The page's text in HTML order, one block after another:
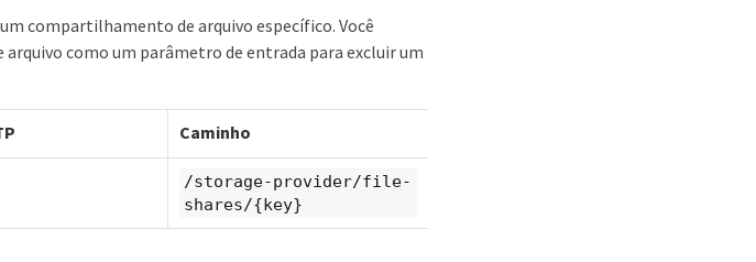
compartilhamento de arquivo específico. Você
como um parâmetro de entrada para excluir um
Caminho
/storage-provider/file-
shares/{key}